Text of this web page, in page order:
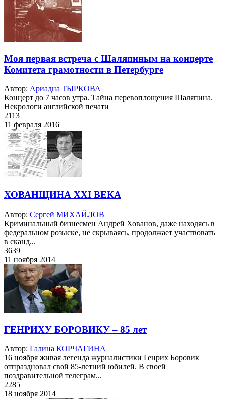
Моя первая встреча с Шаляпиным на концерте
Комитета грамотности в Петербурге
Автор: Ариадна ТЫРКОВА
Концерт до 7 часов утра. Тайна перевоплощения Шаляпина.
Некрологи английской печати
2113
11 февраля 2016
ХОВАНЩИНА XXI ВЕКА
Автор: Сергей МИХАЙЛОВ
Криминальный бизнесмен Андрей Хованов, даже находясь в
федеральном розыске, не скрываясь, продолжает участвовать
в сканд...
3639
11 ноября 2014
ГЕНРИХУ БОРОВИКУ – 85 лет
Автор: Галина КОРЧАГИНА
16 ноября живая легенда журналистики Генрих Боровик
отпраздновал свой 85-летний юбилей. В своей
поздравительной телеграм...
2285
18 ноября 2014